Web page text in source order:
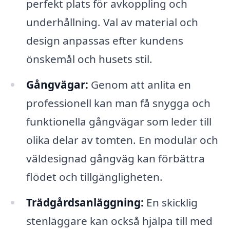
perfekt plats för avkoppling och
underhållning. Val av material och
design anpassas efter kundens
önskemål och husets stil.
Gångvägar: Genom att anlita en
professionell kan man få snygga och
funktionella gångvägar som leder till
olika delar av tomten. En modulär och
väldesignad gångväg kan förbättra
flödet och tillgängligheten.
Trädgårdsanläggning: En skicklig
stenläggare kan också hjälpa till med